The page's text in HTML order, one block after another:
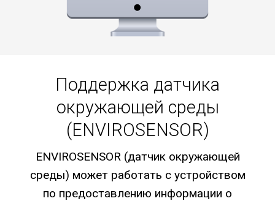
Поддержка датчика
окружающей среды
(ENVIROSENSOR)
ENVIROSENSOR (датчик окружающей
среды) может работать с устройством
по предоставлению информации о